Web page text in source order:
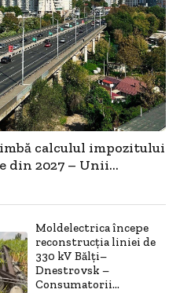
calculul impozitului
din 2027 – Unii...
Moldelectrica începe
reconstrucția liniei de
330 kV Bălți–
Dnestrovsk –
Consumatorii...